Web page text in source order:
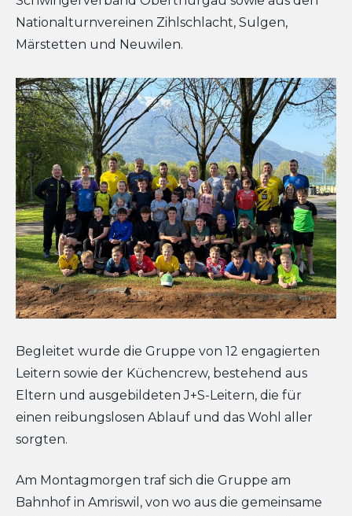
Nationalturnvereinen Zihlschlacht, Sulgen,
Märstetten und Neuwilen.
Begleitet wurde die Gruppe von 12 engagierten
Leitern sowie der Küchencrew, bestehend aus
Eltern und ausgebildeten J+S-Leitern, die für
einen reibungslosen Ablauf und das Wohl aller
sorgten.
Am Montagmorgen traf sich die Gruppe am
Bahnhof in Amriswil, von wo aus die gemeinsame